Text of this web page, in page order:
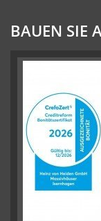
BAUEN SIE